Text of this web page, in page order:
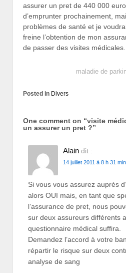
assurer un pret de 440 000
d’emprunter prochainement,
problèmes de santé et je
freine l’obtention de mon
de passer des visites médicales.
maladie de
Posted in Divers
One comment on “visite
un assurer un pret ?”
Alain dit :
14 juillet 2011 à 8 h 31 min
Si vous vous assurez auprès
alors OUI mais, en tant que
l’assurance de pret, nous
sur deux assureurs différents
questionnaire médical suffira.
Demandez l’accord à votre
répartir le risque sur deux
analyse de sang